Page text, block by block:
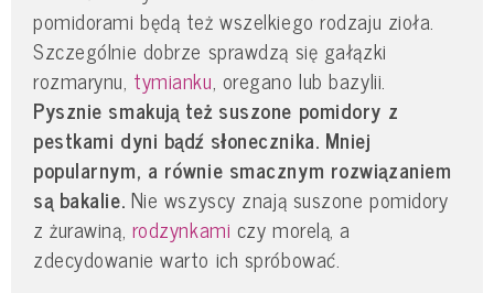
pomidorami będą też wszelkiego rodzaju zioła.
Szczególnie dobrze sprawdzą się gałązki
rozmarynu, tymianku, oregano lub bazylii.
Pysznie smakują też suszone pomidory z
pestkami dyni bądź słonecznika. Mniej
popularnym, a równie smacznym rozwiązaniem
są bakalie. Nie wszyscy znają suszone pomidory
z żurawiną, rodzynkami czy morelą, a
zdecydowanie warto ich spróbować.